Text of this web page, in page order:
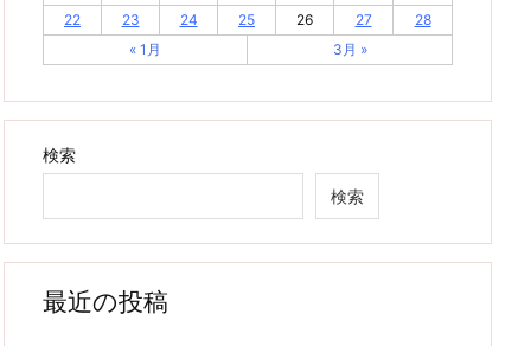
22
23 24 25 26 27
28
« 1月
3月 »
検索
検索
最近の投稿